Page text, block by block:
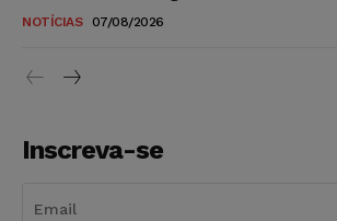
NOTÍCIAS 07/08/2026
Inscreva-se